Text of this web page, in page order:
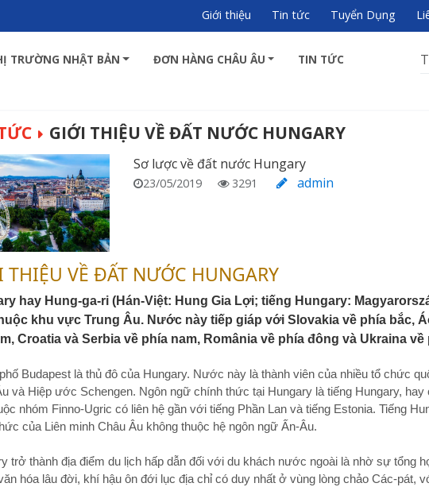
Giới thiệu Tin tức Tuyển Dụng
TRƯỜNG NHẬT BẢN ĐƠN HÀNG CHÂU ÂU TIN TỨC
GIỚI THIỆU VỀ ĐẤT NƯỚC HUNGARY
Sơ lược về đất nước Hungary
23/05/2019 3291 admin
THIỆU VỀ ĐẤT NƯỚC HUNGARY
hay Hung-ga-ri (Hán-Việt: Hung Gia Lợi; tiếng Hungary:
khu vực Trung Âu. Nước này tiếp giáp với Slovakia về phía bắc,
Croatia và Serbia về phía nam, România về phía đông và Ukraina
Budapest là thủ đô của Hungary. Nước này là thành viên của nhiều tổ chức
và Hiệp ước Schengen. Ngôn ngữ chính thức tại Hungary là tiếng Hungary, hay
nhóm Finno-Ugric có liên hệ gần với tiếng Phần Lan và tiếng Estonia. Tiếng
của Liên minh Châu Âu không thuộc hệ ngôn ngữ Ấn-Âu.
trở thành địa điểm du lịch hấp dẫn đối với du khách nước ngoài là nhờ sự tổng
hóa lâu đời, khí hậu ôn đới lục địa chỉ có duy nhất ở vùng lòng chảo Các-pát,